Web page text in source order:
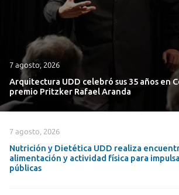
7 agosto, 2026
Arquitectura UDD celebró sus 35 años en
premio Pritzker Rafael Aranda
7 agosto, 2026
Nutrición y Dietética UDD realiza
alimentación y actividad física para
públicas